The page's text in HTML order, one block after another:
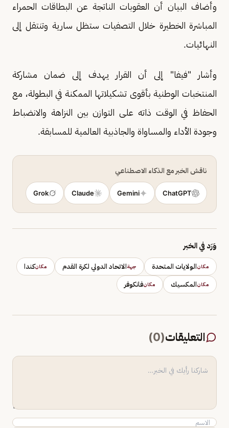
وأضاف البيان أن العقوبات الناتجة عن البطاقات الحمراء
المباشرة الخطيرة خلال التصفيات ستظل سارية وتنتقل إلى
النهائيات.
وأشار "فيفا" إلى أن القرار يهدف إلى ضمان مشاركة
المنتخبات الوطنية بأقوى تشكيلاتها الممكنة في البطولة، مع
الحفاظ في الوقت ذاته على التوازن بين النزاهة والانضباط
وجودة الأداء والمساواة والجاذبية العالمية للمسابقة.
ناقش الخبر مع الذكاء الاصطناعي
ChatGPT
Gemini
Claude
Grok
وَرَد في الخبر
مكانالولايات المتحدة جهةالاتحاد الدولي لكرة القدم مكانكندا
مكانالمكسيك مكانفانكوفر
التعليقات(
0
)